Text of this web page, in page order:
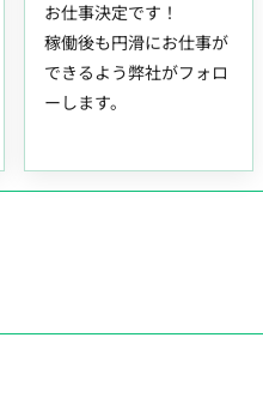
お仕事決定です！
稼働後も円滑にお仕事が
できるよう弊社がフォロ
ーします。